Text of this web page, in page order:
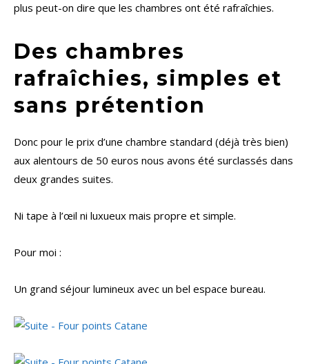
plus peut-on dire que les chambres ont été rafraîchies.
Des chambres
rafraîchies, simples et
sans prétention
Donc pour le prix d’une chambre standard (déjà très bien)
aux alentours de 50 euros nous avons été surclassés dans
deux grandes suites.
Ni tape à l’œil ni luxueux mais propre et simple.
Pour moi :
Un grand séjour lumineux avec un bel espace bureau.